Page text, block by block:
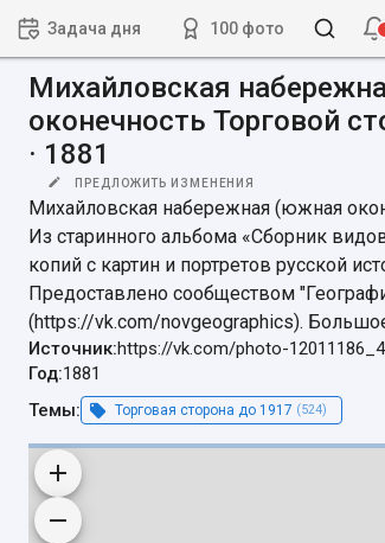
Задача дня 100 фото
Михайловская
оконечность Торговой
· 1881
ПРЕДЛОЖИТЬ ИЗМЕНЕНИЯ
Михайловская набережная (южная
Из старинного альбома «Сборник
копий с картин и портретов русской
Предоставлено сообществом
(https://vk.com/novgeographics).
Источник:https://vk.com/photo-
Год:1881
Темы:
Торговая сторона до 1917 (524)